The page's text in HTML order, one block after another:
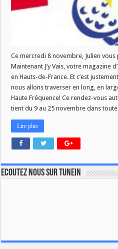
Ce mercredi 8 novembre, Julien
Maintenant J’y Vais, votre magazine
en Hauts-de-France. Et c’est
nous allons traverser en long, en
Haute Fréquence! Ce rendez-vous
tient du 9 au 25 novembre dans
Lire plus
Ecoutez nous sur TuneIn